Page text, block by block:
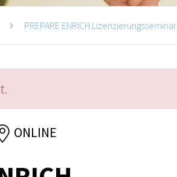
PREPARE ENRICH Lizenzierungsseminar
ONLINE